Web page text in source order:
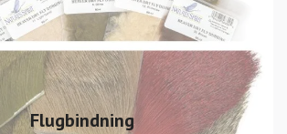
Flugbindning